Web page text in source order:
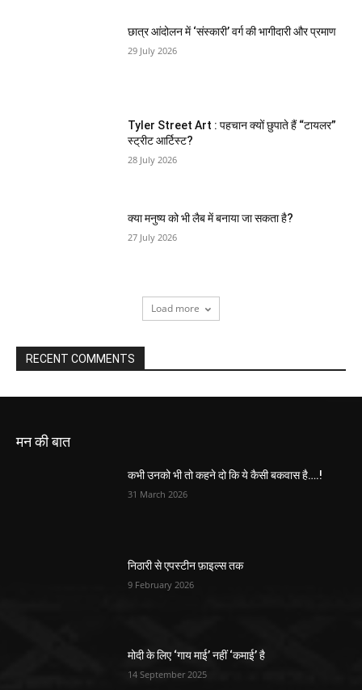
छात्र आंदोलन में ‘संस्कारी’ वर्ग की भागीदारी और प्रमाण
29 July 2026
Tyler Street Art : पहचान क्यों छुपाते हैं “टायलर”
स्ट्रीट आर्टिस्ट?
28 July 2026
क्या मनुष्य को भी लैब में बनाया जा सकता है?
27 July 2026
Load more
RECENT COMMENTS
मन की बात
कभी उनको भी तो कहने दो कि ये कैसी बकवास है….!
31 March 2026
निठारी से एपस्टीन फ़ाइल्स तक
9 February 2026
मोदी के लिए ‘गाय माई’ नहीं ‘कमाई’ है
14 September 2025